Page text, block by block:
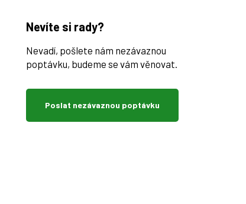
Nevíte si rady?
Nevadí, pošlete nám nezávaznou
poptávku, budeme se vám věnovat.
Poslat nezávaznou poptávku